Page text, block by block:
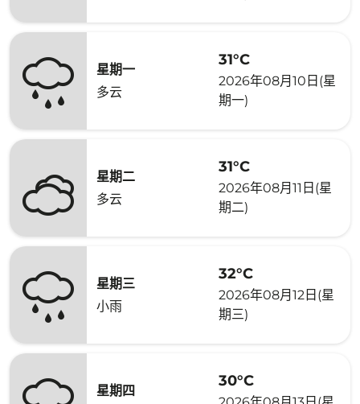
星期一
多云
31°C
2026年08月10日(星
期一)
星期二
多云
31°C
2026年08月11日(星
期二)
星期三
小雨
32°C
2026年08月12日(星
期三)
星期四
30°C